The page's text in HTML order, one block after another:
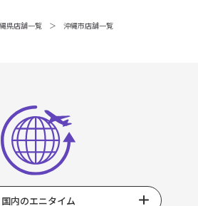
県店舗一覧 沖縄市店舗一覧
国内のエニタイム